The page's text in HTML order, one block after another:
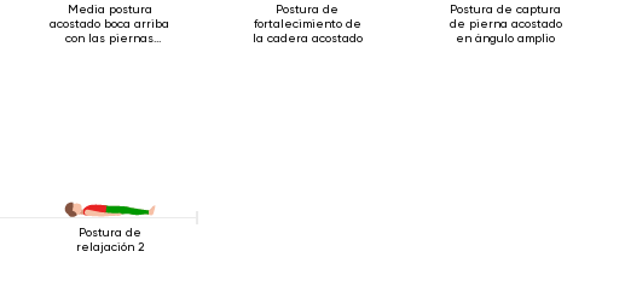
Media postura
acostado boca arriba
con las piernas
Postura de
fortalecimiento de
la cadera acostado
Postura de captura
de pierna acostado
en ángulo amplio
Postura de
relajación 2